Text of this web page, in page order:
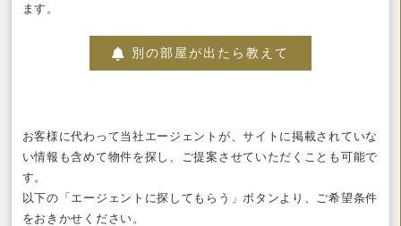
ます。
別の部屋が出たら教えて
お客様に代わって当社エージェントが、サイトに掲載されていな
い情報も含めて物件を探し、ご提案させていただくことも可能で
す。
以下の「エージェントに探してもらう」ボタンより、ご希望条件
をおきかせください。